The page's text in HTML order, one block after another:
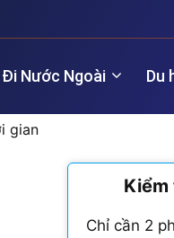
thân (3 năm)
Nước Ngoài Du
gian
Kiểm
Chỉ cần 2